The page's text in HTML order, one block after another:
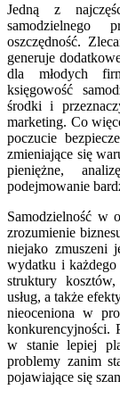
Jedną z
samodzielnego
oszczędność.
generuje
dla młodych
księgowość
środki i
marketing. Co
poczucie
zmieniające się
pieniężne,
podejmowanie
Samodzielność w
zrozumienie
niejako zmuszeni
wydatku i
struktury
usług, a także
nieoceniona w
konkurencyjności.
w stanie lepiej
problemy zanim
pojawiające się